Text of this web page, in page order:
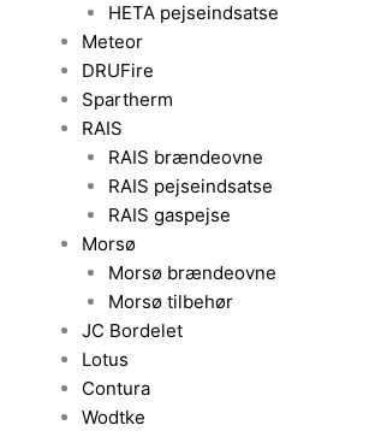
HETA pejseindsatse
Meteor
DRUFire
Spartherm
RAIS
RAIS brændeovne
RAIS pejseindsatse
RAIS gaspejse
Morsø
Morsø brændeovne
Morsø tilbehør
JC Bordelet
Lotus
Contura
Wodtke